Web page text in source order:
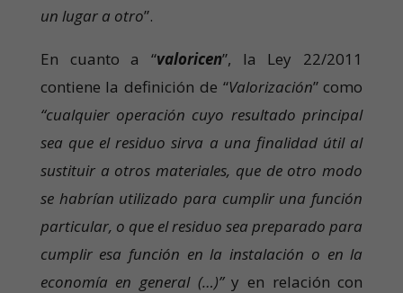
un lugar a otro”.
En cuanto a “valoricen”, la Ley 22/2011
contiene la definición de “Valorización” como
“cualquier operación cuyo resultado principal
sea que el residuo sirva a una finalidad útil al
sustituir a otros materiales, que de otro modo
se habrían utilizado para cumplir una función
particular, o que el residuo sea preparado para
cumplir esa función en la instalación o en la
economía en general (…)”y en relación con